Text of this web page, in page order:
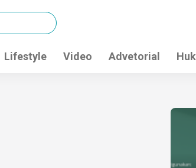
Lifestyle Video Advetorial